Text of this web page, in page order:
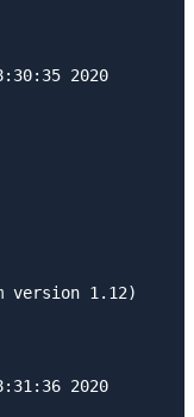
2020
version 1.12)
2020